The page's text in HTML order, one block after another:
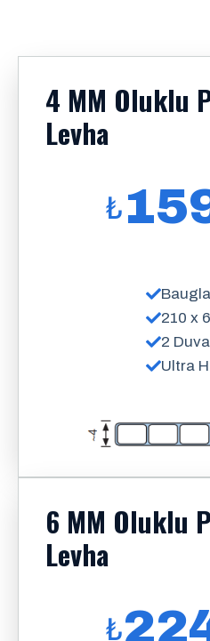
4 MM Oluklu
Levha
₺
210 x
2
Ultra
6 MM Oluklu
Levha
₺